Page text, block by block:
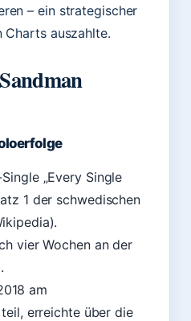
– ein strategischer
Charts auszahlte.
„Every Single
1 der schwedischen
vier Wochen an der
am
erreichte über die